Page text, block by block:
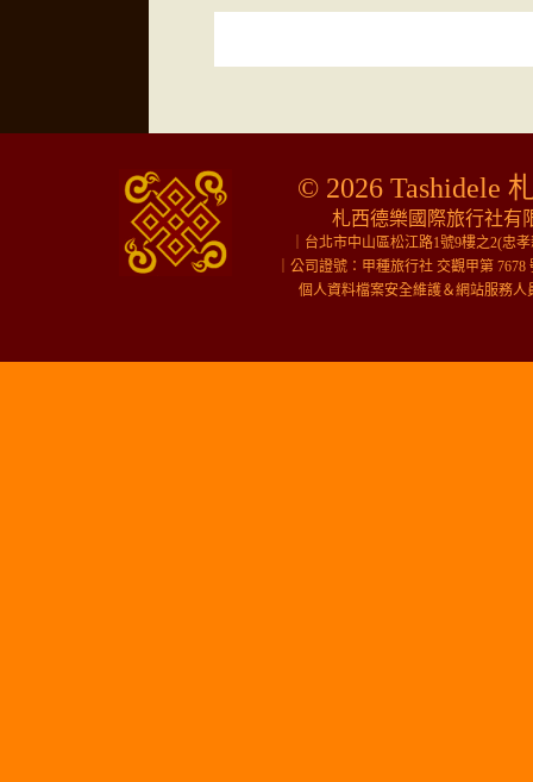
© 2026 Tashidele
札西德樂國際旅行社有
｜台北市中山區松江路1號9樓之2(忠
｜公司證號：甲種旅行社 交觀甲第
個人資料檔案安全維護＆網站服務人